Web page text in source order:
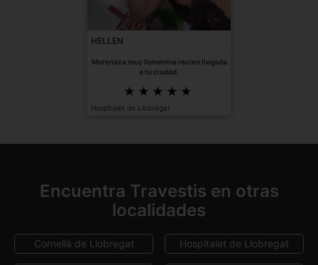
HELLEN
Morenaza muy femenina recien llegada
a tu ciudad.
Hospitalet de Llobregat
Encuentra Travestis en otras
localidades
Cornellà de Llobregat Hospitalet de Llobregat